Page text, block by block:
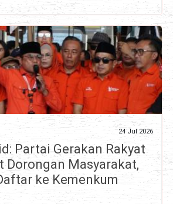
24 Jul 2026
Partai Gerakan Rakyat
Dorongan Masyarakat,
ke Kemenkum